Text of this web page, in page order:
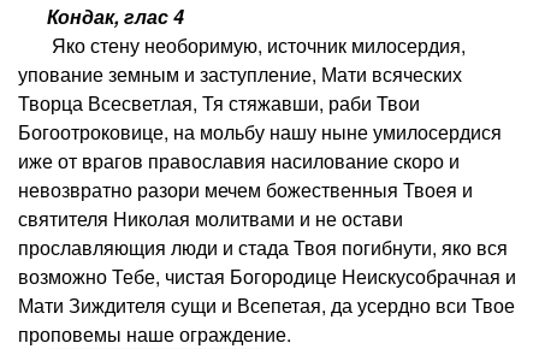
Кондак, глас 4
Яко стену необоримую, источник милосердия,
упование земным и заступление, Мати всяческих
Творца Всесветлая, Тя стяжавши, раби Твои
Богоотроковице, на мольбу нашу ныне умилосердися
иже от врагов православия насилование скоро и
невозвратно разори мечем божественныя Твоея и
святителя Николая молитвами и не остави
прославляющия люди и стада Твоя погибнути, яко вся
возможно Тебе, чистая Богородице Неискусобрачная и
Мати Зиждителя сущи и Всепетая, да усердно вси Твое
проповемы наше ограждение.